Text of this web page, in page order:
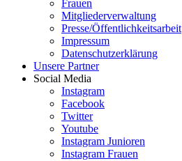
Frauen
Mitgliederverwaltung
Presse/Öffentlichkeitsarbeit
Impressum
Datenschutzerklärung
Unsere Partner
Social Media
Instagram
Facebook
Twitter
Youtube
Instagram Junioren
Instagram Frauen